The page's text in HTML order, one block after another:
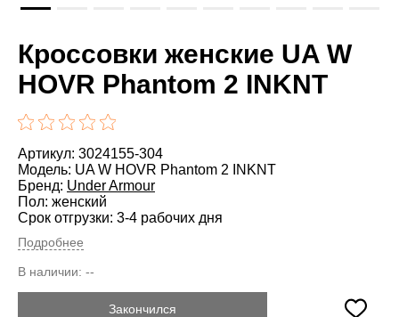
Кроссовки женские UA W
HOVR Phantom 2 INKNT
Артикул: 3024155-304
Модель: UA W HOVR Phantom 2 INKNT
Бренд: Under Armour
Пол: женский
Срок отгрузки: 3-4 рабочих дня
Подробнее
В наличии: --
Закончился